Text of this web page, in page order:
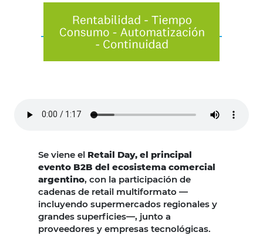
Se viene el Retail Day, el principal
evento B2B del ecosistema comercial
argentino, con la participación de
cadenas de retail multiformato —
incluyendo supermercados regionales y
grandes superficies—, junto a
proveedores y empresas tecnológicas.